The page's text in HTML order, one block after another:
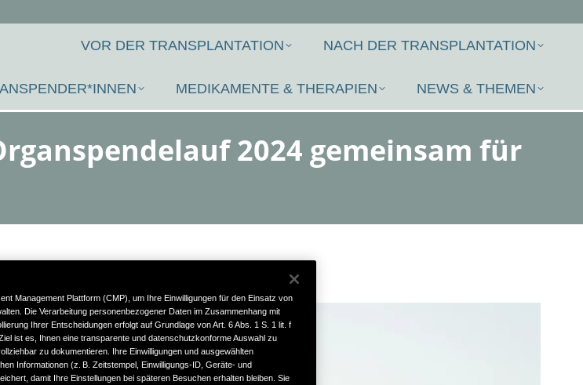
VOR DER TRANSPLANTATION NACH DER TRANSPLANTATION
MEDIKAMENTE & THERAPIEN NEWS & THEMEN
2024 gemeinsam für
Management Plattform (CMP), um Ihre Einwilligungen für den Einsatz von
Die Verarbeitung personenbezogener Daten im Zusammenhang mit
Ihrer Entscheidungen erfolgt auf Grundlage von Art. 6 Abs. 1 S. 1 lit. f
ist es, Ihnen eine transparente und datenschutzkonforme Auswahl zu
zu dokumentieren. Ihre Einwilligungen und ausgewählten
Informationen (z. B. Zeitstempel, Einwilligungs-ID, Geräte- und
damit Ihre Einstellungen bei späteren Besuchen erhalten bleiben. Sie